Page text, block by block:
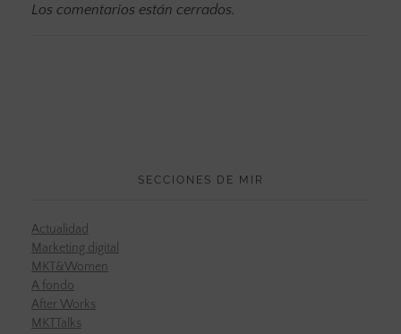
Los comentarios están cerrados.
SECCIONES DE MIR
Actualidad
Marketing digital
MKT&Women
A fondo
After Works
MKTTalks